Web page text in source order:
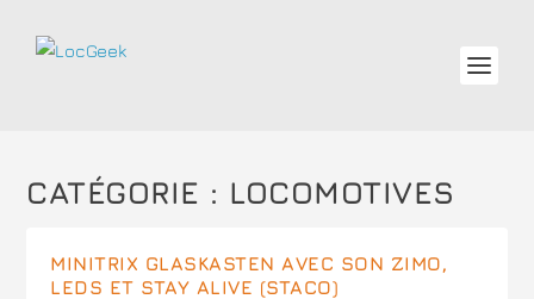
CATÉGORIE : LOCOMOTIVES
MINITRIX GLASKASTEN AVEC SON ZIMO,
LEDS ET STAY ALIVE (STACO)